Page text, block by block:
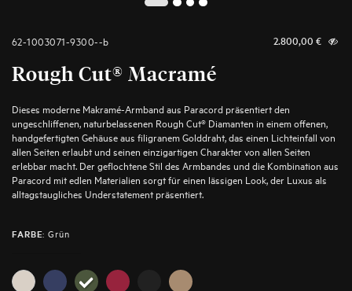
1
2 3
62-1003071-9300--b 2.800,00 €
Rough Cut® Macramé
Dieses moderne Makramé-Armband aus Paracord präsentiert den
ungeschliffenen, naturbelassenen Rough Cut® Diamanten in einem offenen,
handgefertigten Gehäuse aus filigranem Golddraht, das einen Lichteinfall von
allen Seiten erlaubt und seinen einzigartigen Charakter von allen Seiten
erlebbar macht. Der geflochtene Stil des Armbandes und die Kombination aus
Paracord mit edlen Materialien sorgt für einen lässigen Look, der Luxus als
alltagstaugliches Understatement präsentiert.
FARBE: Grün